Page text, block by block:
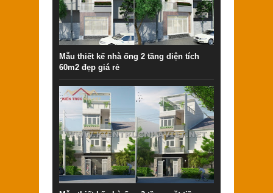
Mẫu thiết kế nhà ống 2 tầng diện tích
60m2 đẹp giá rẻ